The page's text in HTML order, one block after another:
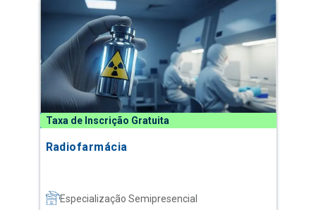
Taxa de Inscrição Gratuita
Radiofarmácia
Especialização Semipresencial